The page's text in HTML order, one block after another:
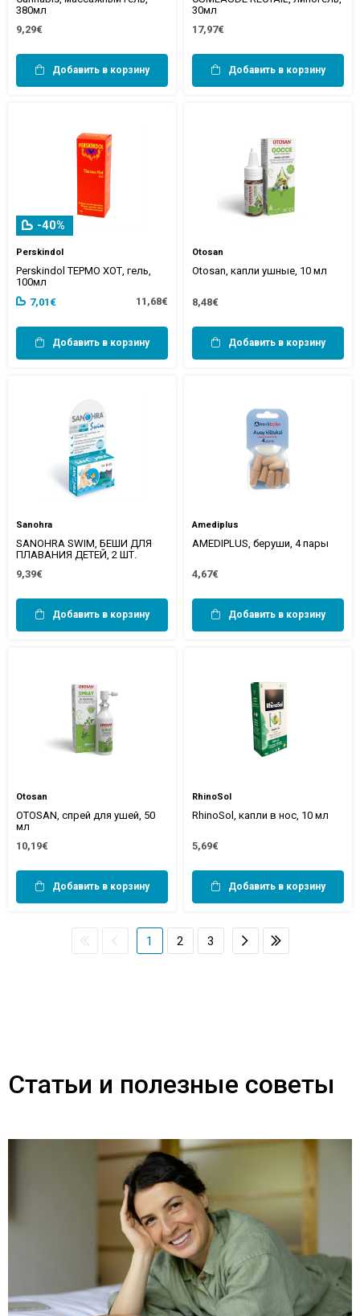
380мл
9,29€
Добавить в корзину
30мл
17,97€
Добавить в корзину
-40%
Perskindol
Perskindol ТЕРМО ХОТ, гель,
100мл
7,01€
11,68€
Добавить в корзину
Otosan
Otosan, капли ушные, 10 мл
8,48€
Добавить в корзину
Sanohra
SANOHRA SWIM, БЕШИ ДЛЯ
ПЛАВАНИЯ ДЕТЕЙ, 2 ШТ.
9,39€
Добавить в корзину
Amediplus
AMEDIPLUS, беруши, 4 пары
4,67€
Добавить в корзину
Otosan
OTOSAN, спрей для ушей, 50
мл
10,19€
Добавить в корзину
RhinoSol
RhinoSol, капли в нос, 10 мл
5,69€
Добавить в корзину
1 2 3
Статьи и полезные советы